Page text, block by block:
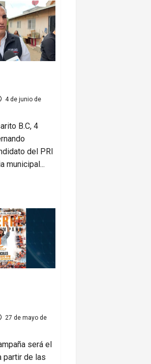
4 de junio de
B.C, 4
del PRI
municipal...
27 de mayo de
será el
partir de las